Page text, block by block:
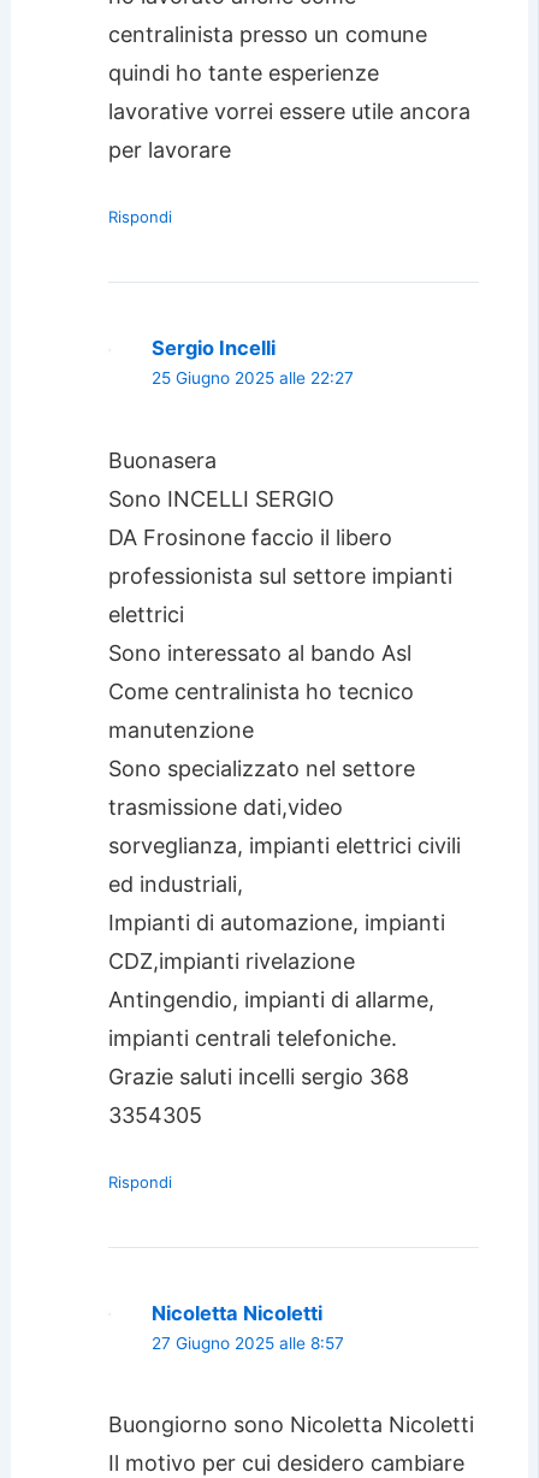
centralinista presso un comune
quindi ho tante esperienze
lavorative vorrei essere utile ancora
per lavorare
Rispondi
Sergio Incelli
25 Giugno 2025 alle 22:27
Buonasera
Sono INCELLI SERGIO
DA Frosinone faccio il libero
professionista sul settore impianti
elettrici
Sono interessato al bando Asl
Come centralinista ho tecnico
manutenzione
Sono specializzato nel settore
trasmissione dati,video
sorveglianza, impianti elettrici civili
ed industriali,
Impianti di automazione, impianti
CDZ,impianti rivelazione
Antingendio, impianti di allarme,
impianti centrali telefoniche.
Grazie saluti incelli sergio 368
3354305
Rispondi
Nicoletta Nicoletti
27 Giugno 2025 alle 8:57
Buongiorno sono Nicoletta Nicoletti
Il motivo per cui desidero cambiare